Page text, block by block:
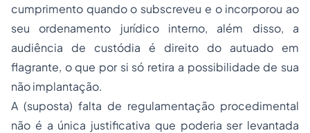
cumprimento quando o subscreveu e o incorporou ao
seu ordenamento jurídico interno, além disso, a
audiência de custódia é direito do autuado em
flagrante, o que por si só retira a possibilidade de sua
não implantação.
A (suposta) falta de regulamentação procedimental
não é a única justificativa que poderia ser levantada